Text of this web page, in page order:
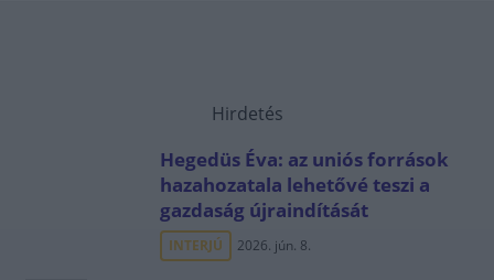
Hirdetés
Hegedüs Éva: az uniós források
hazahozatala lehetővé teszi a
gazdaság újraindítását
INTERJÚ 2026. jún. 8.